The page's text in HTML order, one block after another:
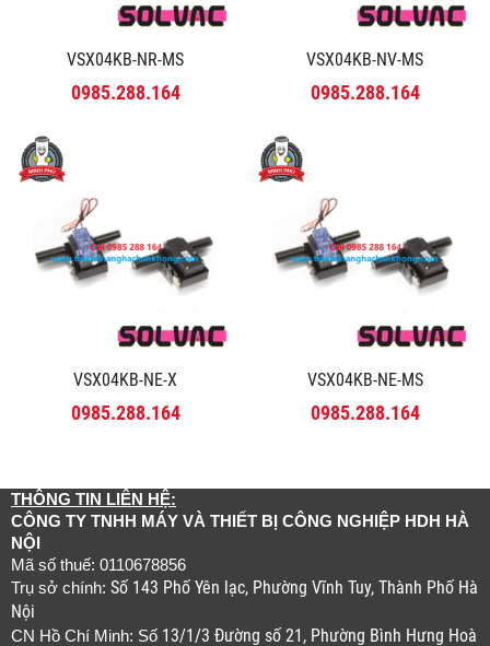
VSX04KB-NR-MS
0985.288.164
VSX04KB-NV-MS
0985.288.164
VSX04KB-NE-X
0985.288.164
VSX04KB-NE-MS
0985.288.164
THÔNG TIN LIÊN HỆ:
CÔNG TY TNHH MÁY VÀ THIẾT BỊ CÔNG NGHIỆP HDH HÀ
NỘI
Mã số thuế: 0110678856
Trụ sở chính: Số 143 Phố Yên lạc, Phường Vĩnh Tuy, Thành Phố Hà
Nội
CN Hồ Chí Minh: Số 13/1/3 Đường số 21, Phường Bình Hưng Hoà